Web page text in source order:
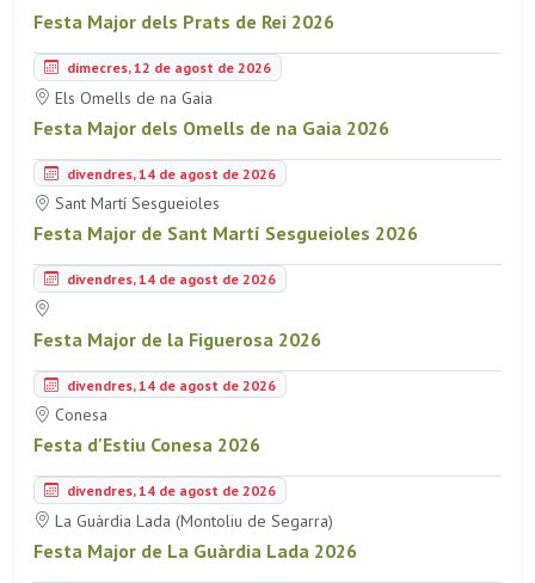
Festa Major dels Prats de Rei 2026
dimecres, 12 de agost de 2026
Els Omells de na Gaia
Festa Major dels Omells de na Gaia 2026
divendres, 14 de agost de 2026
Sant Martí Sesgueioles
Festa Major de Sant Martí Sesgueioles 2026
divendres, 14 de agost de 2026
Festa Major de la Figuerosa 2026
divendres, 14 de agost de 2026
Conesa
Festa d'Estiu Conesa 2026
divendres, 14 de agost de 2026
La Guàrdia Lada (Montoliu de Segarra)
Festa Major de La Guàrdia Lada 2026